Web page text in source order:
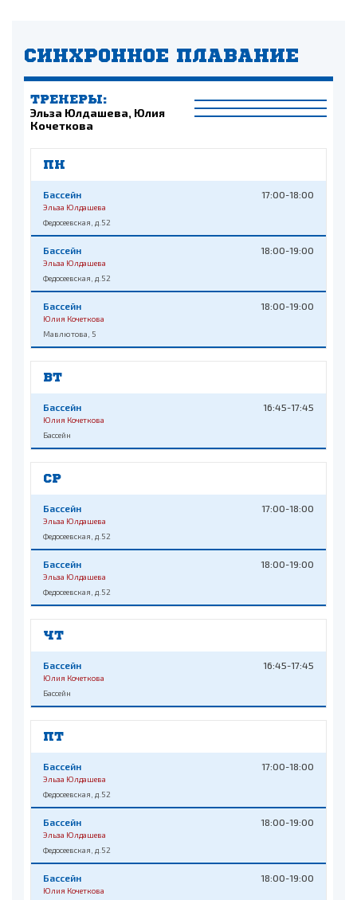
СИНХРОННОЕ ПЛАВАНИЕ
ТРЕНЕРЫ:
Эльза Юлдашева, Юлия
Кочеткова
ПН
Бассейн
Эльза Юлдашева
17:00-18:00
Федосеевская, д.52
Бассейн
Эльза Юлдашева
18:00-19:00
Федосеевская, д.52
Бассейн
Юлия Кочеткова
18:00-19:00
Мавлютова, 5
ВТ
Бассейн
Юлия Кочеткова
16:45-17:45
Бассейн
СР
Бассейн
Эльза Юлдашева
17:00-18:00
Федосеевская, д.52
Бассейн
Эльза Юлдашева
18:00-19:00
Федосеевская, д.52
ЧТ
Бассейн
Юлия Кочеткова
16:45-17:45
Бассейн
ПТ
Бассейн
Эльза Юлдашева
17:00-18:00
Федосеевская, д.52
Бассейн
Эльза Юлдашева
18:00-19:00
Федосеевская, д.52
Бассейн
Юлия Кочеткова
18:00-19:00